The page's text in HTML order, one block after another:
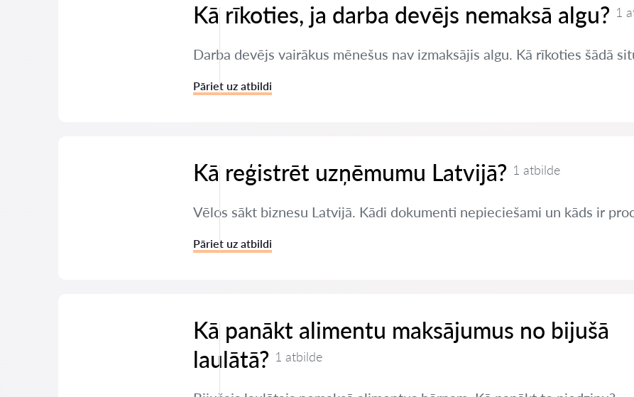
Kā rīkoties, ja darba devējs nemaksā algu? 1
Darba devējs vairākus mēnešus nav izmaksājis algu. Kā rīkoties šādā
Pāriet uz atbildi
Kā reģistrēt uzņēmumu Latvijā? 1 atbilde
Vēlos sākt biznesu Latvijā. Kādi dokumenti nepieciešami un kāds ir
Pāriet uz atbildi
Kā panākt alimentu maksājumus no bijušā
laulātā? 1 atbilde